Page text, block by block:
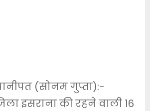
(सोनम गुप्ता):-
इसराना की रहने वाली 16